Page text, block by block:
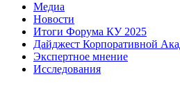
Медиа
Новости
Итоги Форума КУ 2025
Дайджест Корпоративной
Экспертное мнение
Исследования